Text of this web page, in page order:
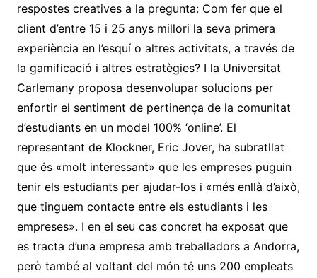
respostes creatives a la pregunta: Com fer que el
client d’entre 15 i 25 anys millori la seva primera
experiència en l’esquí o altres activitats, a través de
la gamificació i altres estratègies? I la Universitat
Carlemany proposa desenvolupar solucions per
enfortir el sentiment de pertinença de la comunitat
d’estudiants en un model 100% ‘online’. El
representant de Klockner, Eric Jover, ha subratllat
que és «molt interessant» que les empreses puguin
tenir els estudiants per ajudar-los i «més enllà d’això,
que tinguem contacte entre els estudiants i les
empreses». I en el seu cas concret ha exposat que
es tracta d’una empresa amb treballadors a Andorra,
però també al voltant del món té uns 200 empleats